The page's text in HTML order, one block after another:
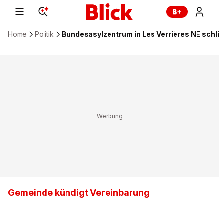
Home Politik Bundesasylzentrum in Les Verrières NE
Gemeinde kündigt Vereinbarung